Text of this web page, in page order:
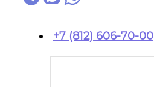
+7 (812) 606-70-00